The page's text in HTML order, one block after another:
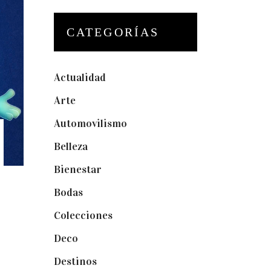
CATEGORÍAS
Actualidad
Arte(74)
Automovilismo
Belleza(32)
Bienestar
Bodas(73)
Colecciones(22)
Deco
Destinos(6)